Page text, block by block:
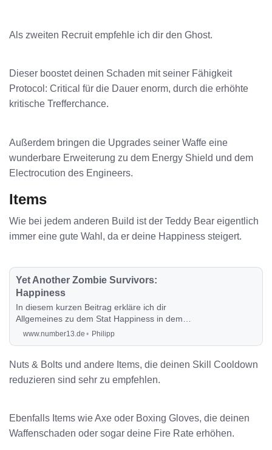
Als zweiten Recruit empfehle ich dir den Ghost.
Dieser boostet deinen Schaden mit seiner Fähigkeit
Protocol: Critical für die Dauer enorm, durch die erhöhte
kritische Trefferchance.
Außerdem bringen die Upgrades seiner Waffe eine
wunderbare Erweiterung zu dem Energy Shield und dem
Electrocution des Engineers.
Items
Wie bei jedem anderen Build ist der Teddy Bear eigentlich
immer eine gute Wahl, da er deine Happiness steigert.
Yet Another Zombie Survivors:
Happiness
In diesem kurzen Beitrag erkläre ich dir
Allgemeines zu dem Stat Happiness in dem
Spiel Yet Another Zombie Survivors, wie du ihn
www.number13.de Philipp
Nuts & Bolts und andere Items, die deinen Skill Cooldown
reduzieren sind sehr zu empfehlen.
Ebenfalls Items wie Axe oder Boxing Gloves, die deinen
Waffenschaden oder sogar deine Fire Rate erhöhen.